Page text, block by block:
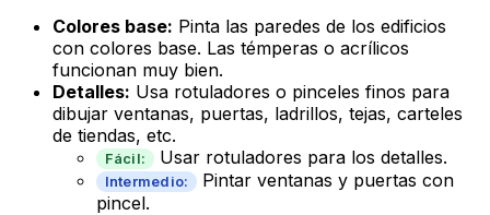
Colores base: Pinta las paredes de los edificios
con colores base. Las témperas o acrílicos
funcionan muy bien.
Detalles: Usa rotuladores o pinceles finos para
dibujar ventanas, puertas, ladrillos, tejas, carteles
de tiendas, etc.
Fácil: Usar rotuladores para los detalles.
Intermedio:
Pintar ventanas y puertas con
pincel.